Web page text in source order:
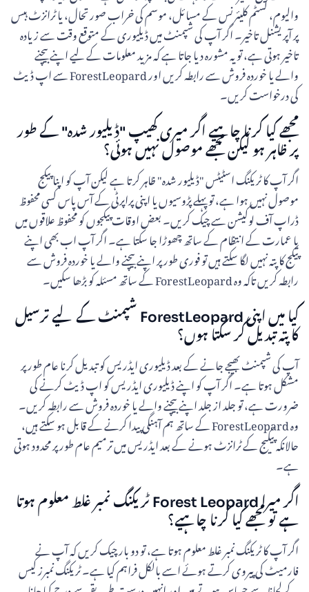
والیوم، کسٹم کلیئرنس کے مسائل، موسم کی خراب صورتحال، یا ٹرانزٹ ہبس
پر آپریشنل تاخیر۔ اگر آپ کی شپمنٹ میں ڈیلیوری کے متوقع وقت سے زیادہ
تاخیر ہوتی ہے، تو یہ مشورہ دیا جاتا ہے کہ مزید معلومات کے لیے اپنے بیچنے
والے یا خوردہ فروش سے رابطہ کریں اور ForestLeopard سے اپ ڈیٹ
کی درخواست کریں۔
مجھے کیا کرنا چاہیے اگر میری کھیپ "ڈیلیور شدہ" کے طور
پر ظاہر ہو لیکن مجھے موصول نہیں ہوئی؟
اگر آپ کا ٹریکنگ اسٹیٹس "ڈیلیور شدہ" ظاہر کرتا ہے لیکن آپ کو اپنا پیکج
موصول نہیں ہوا ہے، تو پہلے پڑوسیوں یا اپنی پراپرٹی کے آس پاس کسی محفوظ
ڈراپ آف لوکیشن سے چیک کریں۔ بعض اوقات پیکجوں کو محفوظ علاقوں میں
یا عمارت کے انتظام کے ساتھ چھوڑا جا سکتا ہے۔ اگر آپ اب بھی اپنے
پیکج کا پتہ نہیں لگا سکتے ہیں تو فوری طور پر اپنے بیچنے والے یا خوردہ فروش سے
رابطہ کریں تاکہ وہ ForestLeopard کے ساتھ مسئلہ کو بڑھا سکیں۔
کیا میں اپنی ForestLeopard شپمنٹ کے لیے ترسیل
کا پتہ تبدیل کر سکتا ہوں؟
آپ کی شپمنٹ بھیجے جانے کے بعد ڈیلیوری ایڈریس کو تبدیل کرنا عام طور پر
مشکل ہوتا ہے۔ اگر آپ کو اپنے ڈیلیوری ایڈریس کو اپ ڈیٹ کرنے کی
ضرورت ہے، تو جلد از جلد اپنے بیچنے والے یا خوردہ فروش سے رابطہ کریں۔
وہ ForestLeopard کے ساتھ ہم آہنگی پیدا کرنے کے قابل ہو سکتے ہیں،
حالانکہ پیکیج کے ٹرانزٹ ہونے کے بعد ایڈریس میں ترمیم عام طور پر محدود ہوتی
ہے۔
اگر میرا Forest Leopard ٹریکنگ نمبر غلط معلوم ہوتا
ہے تو مجھے کیا کرنا چاہیے؟
اگر آپ کا ٹریکنگ نمبر غلط معلوم ہوتا ہے، تو دو بار چیک کریں کہ آپ نے
فارمیٹ کی پیروی کرتے ہوئے اسے بالکل فراہم کیا ہے۔ ٹریکنگ نمبرز کیس